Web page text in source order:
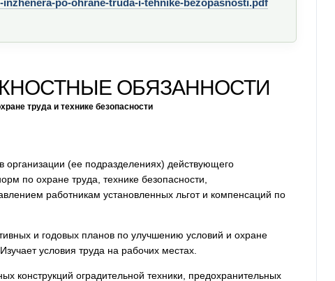
ОБЯЗАННОСТИ
труда и технике безопасности
(ее подразделениях) действующего
по охране труда, технике безопасности,
работникам установленных льгот и компенсаций по
и годовых планов по улучшению условий и охране
условия труда на рабочих местах.
конструкций оградительной техники, предохранительных